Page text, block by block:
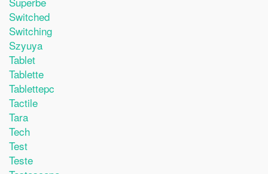
Switched
Switching
Szyuya
Tablet
Tablette
Tablettepc
Tactile
Tara
Tech
Test
Teste